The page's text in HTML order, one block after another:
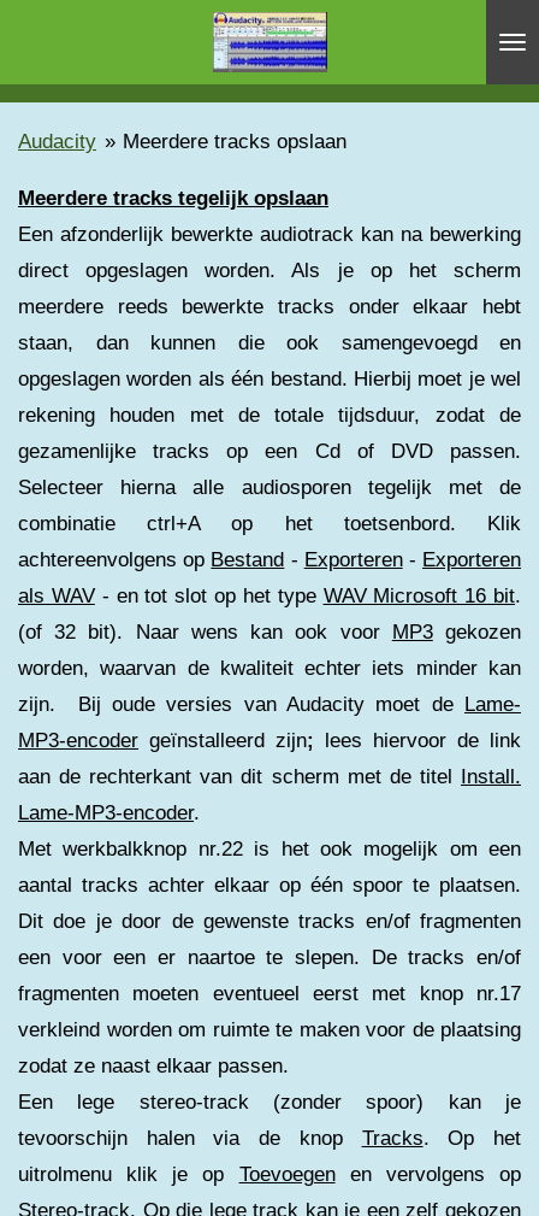
naar
de
Audacity » Meerdere tracks opslaan
Meerdere tracks tegelijk opslaan
Een afzonderlijk bewerkte audiotrack kan na bewerking
direct opgeslagen worden. Als je op het scherm
meerdere reeds bewerkte tracks onder elkaar hebt
staan, dan kunnen die ook samengevoegd en
opgeslagen worden als één bestand. Hierbij moet je wel
rekening houden met de totale tijdsduur, zodat de
gezamenlijke tracks op een Cd of DVD passen.
Selecteer hierna alle audiosporen tegelijk met de
combinatie ctrl+A op het toetsenbord. Klik
achtereenvolgens op Bestand - Exporteren- Exporteren
als WAV- en tot slot op het type WAV Microsoft 16 bit.
(of 32 bit). Naar wens kan ook voor MP3gekozen
worden, waarvan de kwaliteit echter iets minder kan
zijn. Bij oude versies van Audacity moet de Lame-
MP3-encoder geïnstalleerd zijn; lees hiervoor de link
aan de rechterkant van dit scherm met de titel Install.
Lame-MP3-encoder.
Met werkbalkknop nr.22 is het ook mogelijk om een
aantal tracks achter elkaar op één spoor te plaatsen.
Dit doe je door de gewenste tracks en/of fragmenten
een voor een er naartoe te slepen. De tracks en/of
fragmenten moeten eventueel eerst met knop nr.17
verkleind worden om ruimte te maken voor de plaatsing
zodat ze naast elkaar passen.
Een lege stereo-track (zonder spoor) kan je
tevoorschijn halen via de knop Tracks. Op het
uitrolmenu klik je op Toevoegenen vervolgens op
Stereo-track. Op die lege track kan je een zelf gekozen